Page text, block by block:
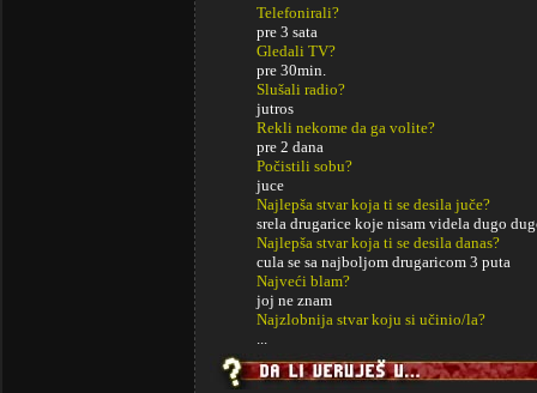
Telefonirali?
pre 3 sata
Gledali TV?
pre 30min.
Slušali radio?
jutros
Rekli nekome da ga volite?
pre 2 dana
Počistili sobu?
juce
Najlepša stvar koja ti se desila juče?
srela drugarice koje nisam videla dugo
Najlepša stvar koja ti se desila danas?
cula se sa najboljom drugaricom 3 puta
Najveći blam?
joj ne znam
Najzlobnija stvar koju si učinio/la?
...